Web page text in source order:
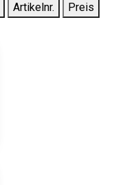
Artikelnr.
Preis